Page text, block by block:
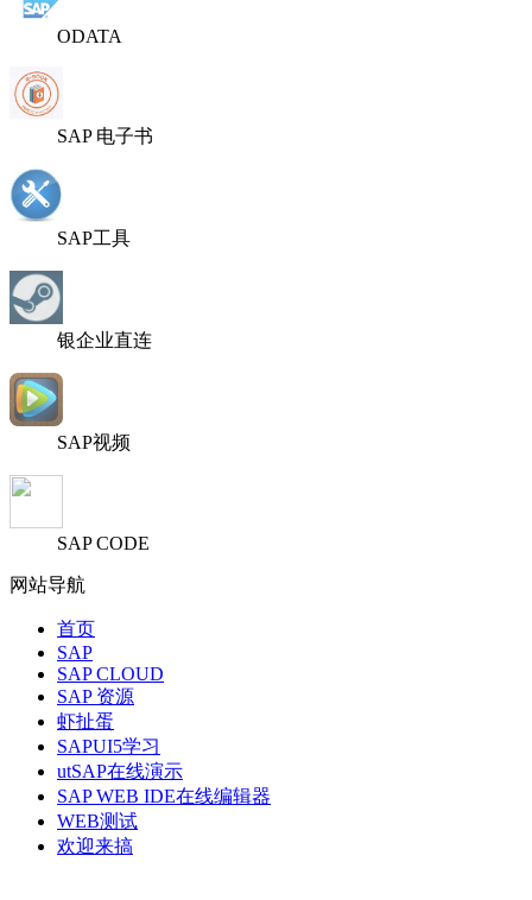
ODATA
SAP 电子书
SAP工具
银企业直连
SAP视频
SAP CODE
网站导航
首页
SAP
SAP CLOUD
SAP 资源
虾扯蛋
SAPUI5学习
utSAP在线演示
SAP WEB IDE在线编辑器
WEB测试
欢迎来搞